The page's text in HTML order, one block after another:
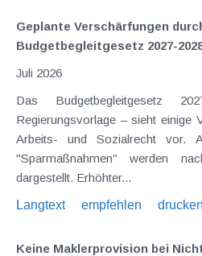
Geplante Verschärfungen
Budgetbegleitgesetz 2027-
Juli 2026
Das Budgetbegleitgesetz
Regierungsvorlage – sieht einige
Arbeits- und Sozialrecht vor.
"Sparmaßnahmen" werden
dargestellt. Erhöhter...
Langtext
empfehlen drucken
Keine Maklerprovision bei